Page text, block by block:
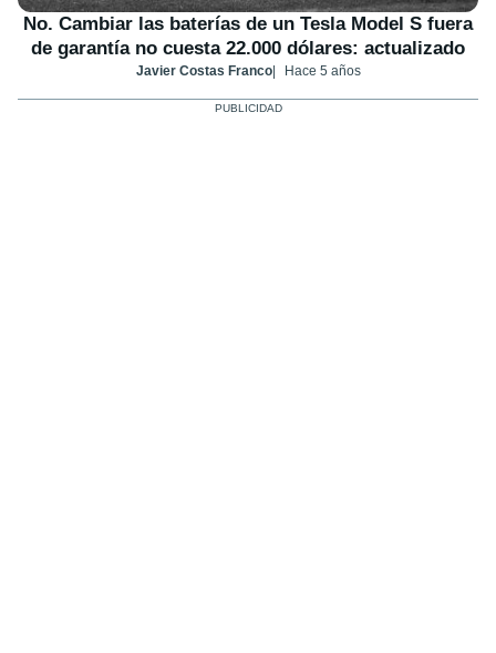
No. Cambiar las baterías de un Tesla Model S fuera
de garantía no cuesta 22.000 dólares: actualizado
Javier Costas Franco Hace 5 años